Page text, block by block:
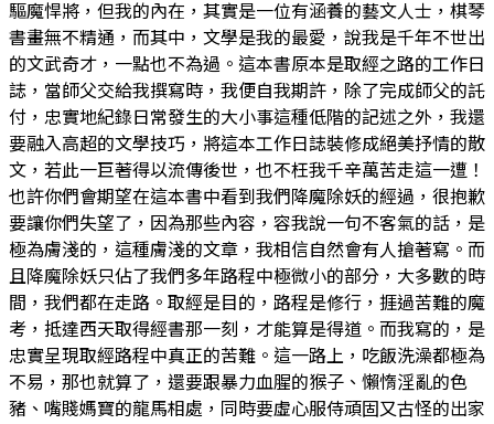
驅魔悍將，但我的內在，其實是一位有涵養的藝文人士，棋琴
書畫無不精通，而其中，文學是我的最愛，說我是千年不世出
的文武奇才，一點也不為過。這本書原本是取經之路的工作日
誌，當師父交給我撰寫時，我便自我期許，除了完成師父的託
付，忠實地紀錄日常發生的大小事這種低階的記述之外，我還
要融入高超的文學技巧，將這本工作日誌裝修成絕美抒情的散
文，若此一巨著得以流傳後世，也不枉我千辛萬苦走這一遭！
也許你們會期望在這本書中看到我們降魔除妖的經過，很抱歉
要讓你們失望了，因為那些內容，容我說一句不客氣的話，是
極為膚淺的，這種膚淺的文章，我相信自然會有人搶著寫。而
且降魔除妖只佔了我們多年路程中極微小的部分，大多數的時
間，我們都在走路。取經是目的，路程是修行，捱過苦難的魔
考，抵達西天取得經書那一刻，才能算是得道。而我寫的，是
忠實呈現取經路程中真正的苦難。這一路上，吃飯洗澡都極為
不易，那也就算了，還要跟暴力血腥的猴子、懶惰淫亂的色
豬、嘴賤媽寶的龍馬相處，同時要虛心服侍頑固又古怪的出家